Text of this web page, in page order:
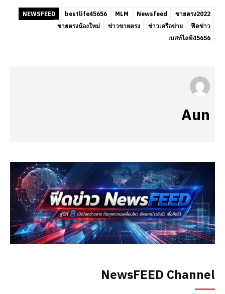
NewsFEED Channel
NEWSFEED bestlife45656 MLM Newsfeed
ขายตรง2022
ขายตรงน้องใหม่
ข่าวขายตรง ข่าวเครือข่าย
ฟีดข่าว
เบสท์ไลฟ์45656
Aun